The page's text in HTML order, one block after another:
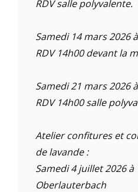
RDV salle polyvalente.
Samedi 14 mars 2026
RDV 14h00 devant la
Samedi 21 mars 2026
RDV 14h00 salle
Atelier confitures et
de lavande :
Samedi 4 juillet 2026 à
Oberlauterbach